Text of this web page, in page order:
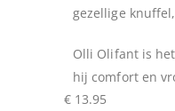
gezellige
Olli Olifant is
hij comfort en
€ 13.95